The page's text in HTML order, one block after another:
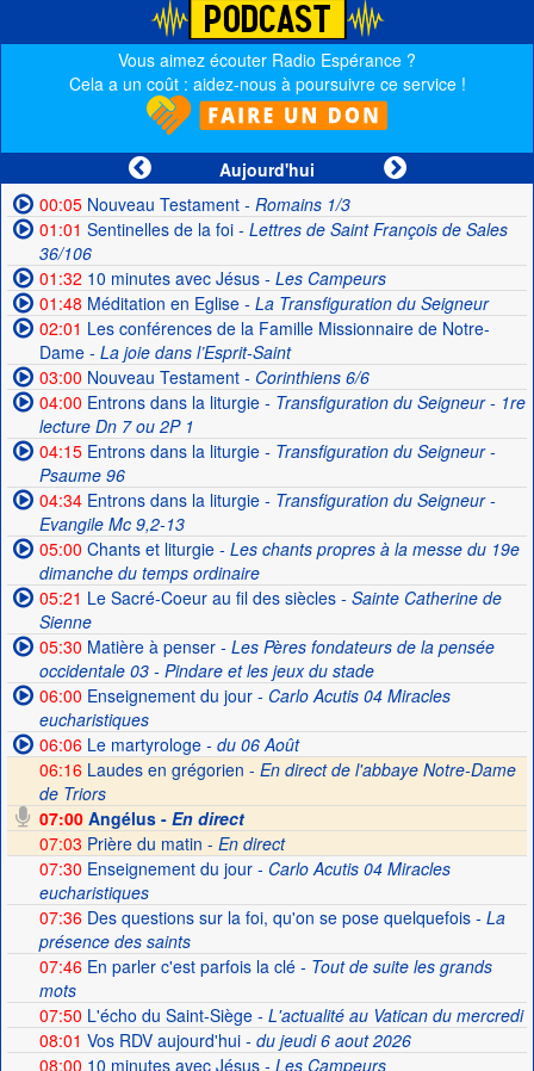
Vous aimez écouter Radio Espérance ?
Cela a un coût : aidez-nous à poursuivre ce service !
Aujourd'hui
00:05Nouveau Testament- Romains 1/3
01:01 Sentinelles de la foi- Lettres de Saint François de Sales
36/106
01:32 10 minutes avec Jésus- Les Campeurs
01:48 Méditation en Eglise- La Transfiguration du Seigneur
02:01 Les conférences de la Famille Missionnaire de Notre-
Dame- La joie dans l’Esprit-Saint
03:00 Nouveau Testament- Corinthiens 6/6
04:00 Entrons dans la liturgie- Transfiguration du Seigneur - 1re
lecture Dn 7 ou 2P 1
04:15Entrons dans la liturgie- Transfiguration du Seigneur -
Psaume 96
04:34Entrons dans la liturgie- Transfiguration du Seigneur -
Evangile Mc 9,2-13
05:00 Chants et liturgie- Les chants propres à la messe du 19e
dimanche du temps ordinaire
05:21 Le Sacré-Coeur au fil des siècles- Sainte Catherine de
Sienne
05:30 Matière à penser- Les Pères fondateurs de la pensée
occidentale 03 - Pindare et les jeux du stade
06:00 Enseignement du jour- Carlo Acutis 04 Miracles
eucharistiques
06:06Le martyrologe- du 06 Août
06:16 Laudes en grégorien - En direct de l'abbaye Notre-Dame
de Triors
07:00Angélus - En direct
07:03 Prière du matin - En direct
07:30 Enseignement du jour- Carlo Acutis 04 Miracles
eucharistiques
07:36Des questions sur la foi, qu'on se pose quelquefois- La
présence des saints
07:46En parler c'est parfois la clé- Tout de suite les grands
mots
07:50 L'écho du Saint-Siège- L'actualité au Vatican du mercredi
08:01 Vos RDV aujourd'hui- du jeudi 6 aout 2026
08:00 10 minutes avec Jésus- Les Campeurs